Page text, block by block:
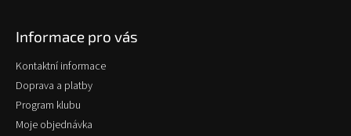
Informace pro vás
Kontaktní informace
Doprava a platby
Program klubu
Moje objednávka